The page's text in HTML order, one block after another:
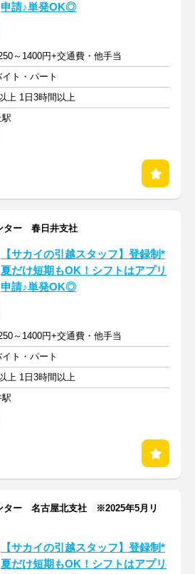
申請♪単発OK◎
～1400円+交通費・他手当
ト・パート
上 1日3時間以上
ター 春日井支社
【サカイの引越スタッフ】登録制*
夏だけ短期もOK！シフトはアプリ
申請♪単発OK◎
～1400円+交通費・他手当
ト・パート
上 1日3時間以上
ター 名古屋北支社 ※2025年5月リ
【サカイの引越スタッフ】登録制*
夏だけ短期もOK！シフトはアプリ